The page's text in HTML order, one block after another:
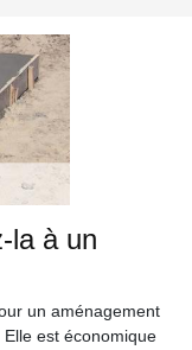
la à un
un aménagement
est économique